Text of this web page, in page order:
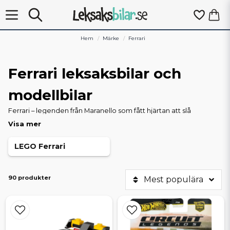
Hem Märke Ferrari
Ferrari leksaksbilar och
modellbilar
Ferrari – legenden från Maranello som fått hjärtan att slå
snabbare i över 75 år. Här på Leksaksbilar.se hittar du det
F40, till den råa kraften i dagens LaFerrari, 296 GTB och SF90
Stradale – varje Ferrari berättar sin egen historia om passion,
Från lekstund till samlardrömmar
Vårt sortiment spänner över hela spektrumet – från robusta
leksaksbilar som tål barnens vildaste racingäventyr till minutiöst
detaljerade samlarmodeller som hyllar varje kurva och linje.
Visa mer
LEGO Ferrari
90 produkter Mest populära